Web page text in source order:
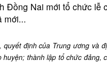
Đồng Nai mới tổ chức lễ
mới...
quyết định của Trung ương và
thành lập tổ chức đảng,